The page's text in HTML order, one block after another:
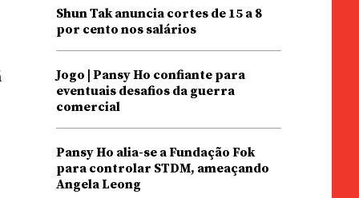
Shun Tak anuncia cortes de 15 a 8
por cento nos salários
Jogo | Pansy Ho confiante para
eventuais desafios da guerra
comercial
Pansy Ho alia-se a Fundação Fok
para controlar STDM, ameaçando
Angela Leong